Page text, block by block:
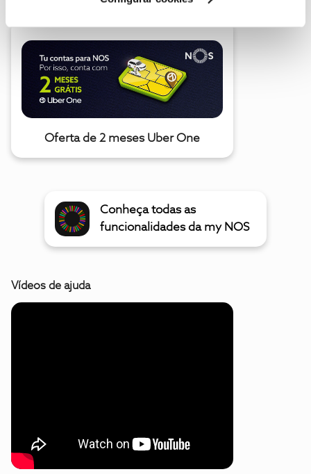
Oferta de 2 meses Uber One
Conheça todas as
funcionalidades da my NOS
Vídeos de ajuda